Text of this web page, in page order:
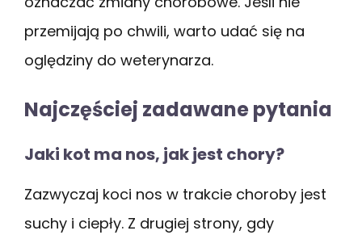
przemijają po chwili, warto udać się na
oględziny do weterynarza.
Najczęściej zadawane pytania
Jaki kot ma nos, jak jest chory?
Zazwyczaj koci nos w trakcie choroby jest
suchy i ciepły. Z drugiej strony, gdy